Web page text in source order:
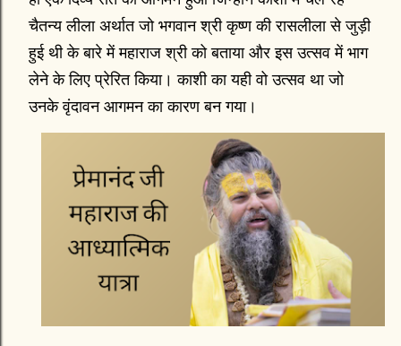
चैतन्य लीला अर्थात जो भगवान श्री कृष्ण की रासलीला से जुड़ी
हुई थी के बारे में महाराज श्री को बताया और इस उत्सव में भाग
लेने के लिए प्रेरित किया। काशी का यही वो उत्सव था जो
उनके वृंदावन आगमन का कारण बन गया।